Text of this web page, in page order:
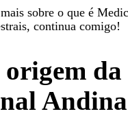
sobre o que é
continua comigo!
origem